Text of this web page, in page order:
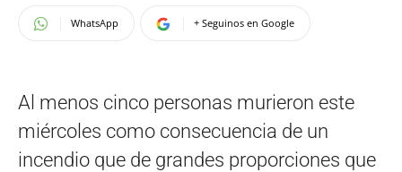
WhatsApp + Seguinos en Google
Al menos cinco personas murieron este
miércoles como consecuencia de un
incendio que de grandes proporciones que